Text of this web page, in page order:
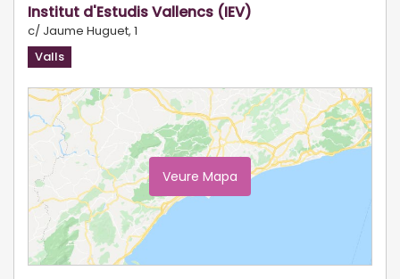
Institut d'Estudis Vallencs (IEV)
c/ Jaume Huguet, 1
Valls
Veure Mapa